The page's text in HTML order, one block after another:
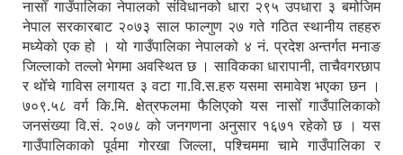
नासोँ गाउँपालिका नेपालको संविधानको धारा २९५ उपधारा ३ बमोजिम
नेपाल सरकारबाट २०७३ साल फाल्गुण २७ गते गठित स्थानीय तहहरु
मध्येको एक हो । यो गाउँपालिका नेपालको ४ नं. प्रदेश अन्तर्गत मनाङ
जिल्लाको तल्लो भेगमा अवस्थित छ । साविकका धारापानी‚ ताचैवगरछाप
र थोँचे गाविस लगायत ३ वटा गा.वि.स.हरु यसमा समावेश भएका छन ।
७०९.५८ वर्ग कि.मि. क्षेत्रफलमा फैलिएको यस नासोँ गाउँपालिकाको
जनसंख्या वि.सं. २०७८ को जनगणना अनुसार १६७१ रहेको छ । यस
गाउँपालिकाको पूर्वमा गोरखा जिल्ला, पश्चिममा चामे गाउँपालिका र